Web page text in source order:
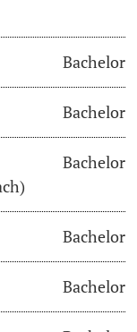
Bachelor
Bachelor
Bachelor
Bachelor
Bachelor